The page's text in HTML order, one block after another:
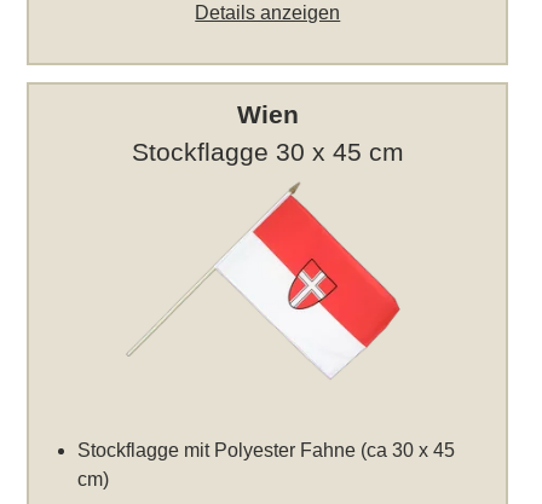
Details anzeigen
Wien
Stockflagge 30 x 45 cm
Stockflagge mit Polyester Fahne (ca 30 x 45
cm)